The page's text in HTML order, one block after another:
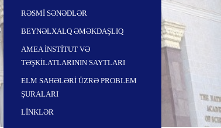
RƏSMİ SƏNƏDLƏR
BEYNƏLXALQ ƏMƏKDAŞLIQ
AMEA İNSTİTUT VƏ
TƏŞKİLATLARININ SAYTLARI
ELM SAHƏLƏRİ ÜZRƏ PROBLEM
ŞURALARI
LİNKLƏR